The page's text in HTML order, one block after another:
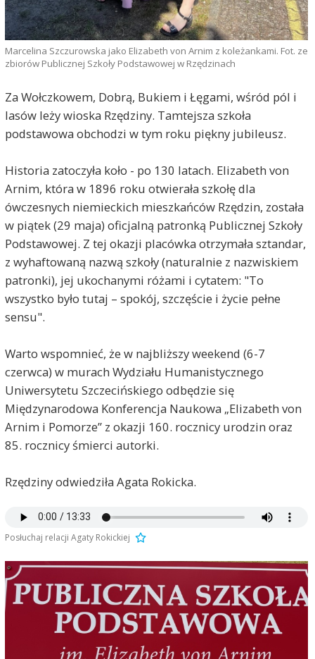
Marcelina Szczurowska jako Elizabeth von Arnim z koleżankami. Fot. ze
zbiorów Publicznej Szkoły Podstawowej w Rzędzinach
Za Wołczkowem, Dobrą, Bukiem i Łęgami, wśród pól i
lasów leży wioska Rzędziny. Tamtejsza szkoła
podstawowa obchodzi w tym roku piękny jubileusz.
Historia zatoczyła koło - po 130 latach. Elizabeth von
Arnim, która w 1896 roku otwierała szkołę dla
ówczesnych niemieckich mieszkańców Rzędzin, została
w piątek (29 maja) oficjalną patronką Publicznej Szkoły
Podstawowej. Z tej okazji placówka otrzymała sztandar,
z wyhaftowaną nazwą szkoły (naturalnie z nazwiskiem
patronki), jej ukochanymi różami i cytatem: "To
wszystko było tutaj – spokój, szczęście i życie pełne
sensu".
Warto wspomnieć, że w najbliższy weekend (6-7
czerwca) w murach Wydziału Humanistycznego
Uniwersytetu Szczecińskiego odbędzie się
Międzynarodowa Konferencja Naukowa „Elizabeth von
Arnim i Pomorze” z okazji 160. rocznicy urodzin oraz
85. rocznicy śmierci autorki.
Rzędziny odwiedziła Agata Rokicka.
Posłuchaj relacji Agaty Rokickiej